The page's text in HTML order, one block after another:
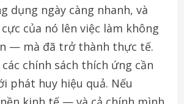
dụng ngày càng nhanh, và
của nó lên việc làm không
— mà đã trở thành thực tế.
chính sách thích ứng cần
phát huy hiệu quả. Nếu